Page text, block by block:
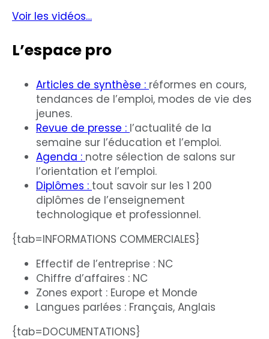
Voir les vidéos…
L’espace pro
Articles de synthèse : réformes en cours,
tendances de l’emploi, modes de vie des
jeunes.
Revue de presse : l’actualité de la
semaine sur l’éducation et l’emploi.
Agenda : notre sélection de salons sur
l’orientation et l’emploi.
Diplômes : tout savoir sur les 1 200
diplômes de l’enseignement
technologique et professionnel.
{tab=INFORMATIONS COMMERCIALES}
Effectif de l’entreprise : NC
Chiffre d’affaires : NC
Zones export : Europe et Monde
Langues parlées : Français, Anglais
{tab=DOCUMENTATIONS}